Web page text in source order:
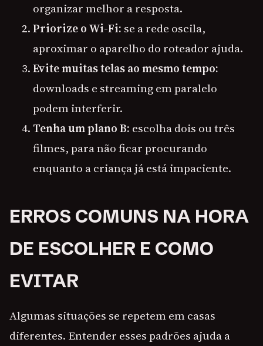
organizar melhor a resposta.
Priorize o Wi-Fi: se a rede oscila,
aproximar o aparelho do roteador ajuda.
Evite muitas telas ao mesmo tempo:
downloads e streaming em paralelo
podem interferir.
Tenha um plano B: escolha dois ou três
filmes, para não ficar procurando
enquanto a criança já está impaciente.
ERROS COMUNS NA HORA
DE ESCOLHER E COMO
EVITAR
Algumas situações se repetem em casas
diferentes. Entender esses padrões ajuda a